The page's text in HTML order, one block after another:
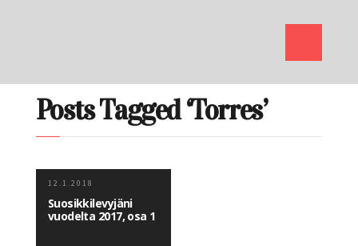
Posts Tagged ‘Torres’
12.1.2018
Suosikkilevyjäni
vuodelta 2017, osa 1